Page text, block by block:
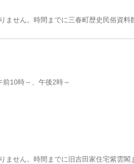
せん。時間までに三春町歴史民俗資料
10時～、午後2時～
せん。時間までに旧吉田家住宅紫雲閣